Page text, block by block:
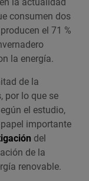
consumen dos
el 71 %
la energía.
de la
por lo que se
el estudio,
importante
del
de la
renovable.